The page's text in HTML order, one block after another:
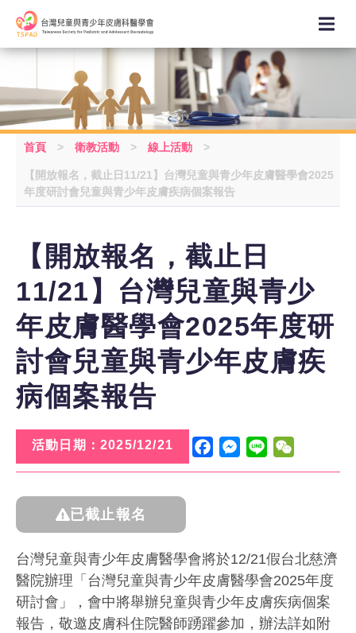
首頁 > 衛教活動 > 線上活動 >
【開放報名，截止日11/21】台灣兒童與青少年皮膚醫學會2025
年度研討會兒童與青少年皮膚疾病個案報告
【開放報名，截止日
11/21】台灣兒童與青少
年皮膚醫學會2025年度研
討會兒童與青少年皮膚疾
病個案報告
活動日期：2025/12/21 FacebookMessenger
Line
已截止報名
台灣兒童與青少年皮膚醫學會將於12/21假台北慈濟
醫院辦理「台灣兒童與青少年皮膚醫學會2025年度
研討會」，會中將舉辦兒童與青少年皮膚疾病個案
報告，敬邀皮膚科住院醫師踴躍參加，辦法詳如附